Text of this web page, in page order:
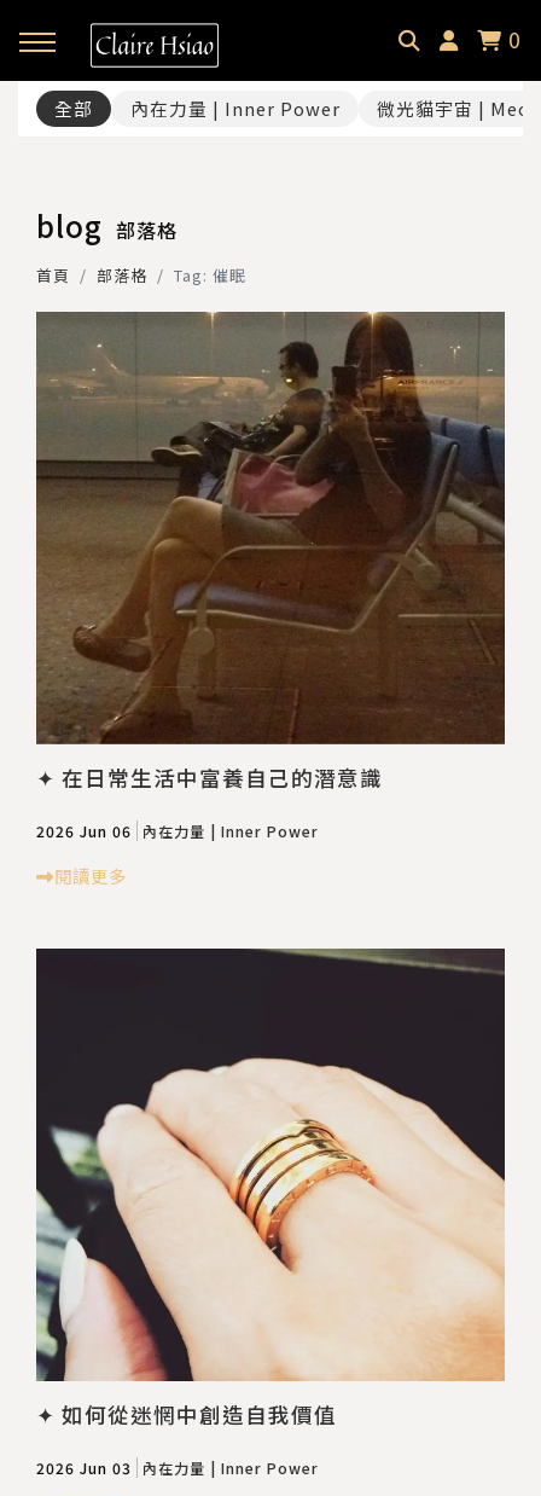
0
回主選單
微光中的貓｜Claire Hsiao
受訪・客座足跡｜Footprint
回主選單
文字裡的微光貓｜Blog
耳朵裡的微光貓｜Podcast
回主選單
微光貓宇宙・幕後｜Behind t
he Scenes
回主選單
催眠預約｜Hypnotherapy
課程總覽｜Courses
微光選品｜Selection
全部 內在力量 | Inner Power 微光貓宇宙 |
blog 部落格
首頁 部落格 Tag: 催眠
✦ 在日常生活中富養自己的潛意識
2026 Jun 06 內在力量 | Inner Power
閱讀更多
✦ 如何從迷惘中創造自我價值
2026 Jun 03 內在力量 | Inner Power